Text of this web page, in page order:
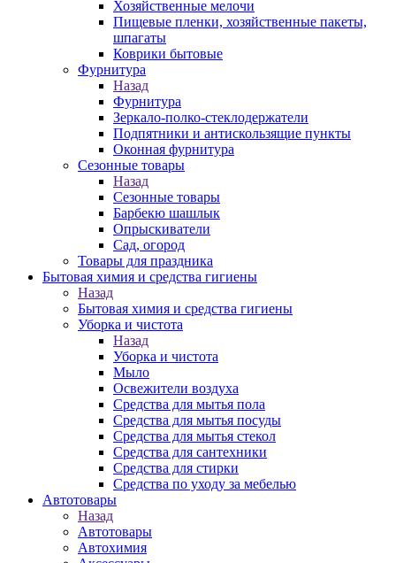
Хозяйственные мелочи
Пищевые пленки, хозяйственные пакеты,
шпагаты
Коврики бытовые
Фурнитура
Назад
Фурнитура
Зеркало-полко-стеклодержатели
Подпятники и антискользящие пункты
Оконная фурнитура
Сезонные товары
Назад
Сезонные товары
Барбекю шашлык
Опрыскиватели
Сад, огород
Товары для праздника
Бытовая химия и средства гигиены
Назад
Бытовая химия и средства гигиены
Уборка и чистота
Назад
Уборка и чистота
Мыло
Освежители воздуха
Средства для мытья пола
Средства для мытья посуды
Средства для мытья стекол
Средства для сантехники
Средства для стирки
Средства по уходу за мебелью
Автотовары
Назад
Автотовары
Автохимия